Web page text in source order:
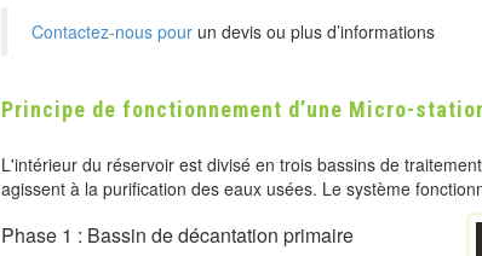
Contactez-nous pour un devis ou plus d’informations
Principe de fonctionnement d’une Micro-
L'intérieur du réservoir est divisé en trois bassins de
agissent à la purification des eaux usées. Le système
Phase 1 : Bassin de décantation primaire